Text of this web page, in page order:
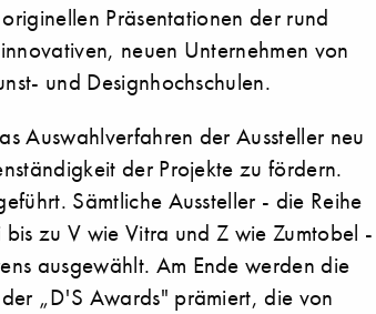
Präsentationen der rund
neuen Unternehmen von
und Designhochschulen.
Auswahlverfahren der Aussteller neu
der Projekte zu fördern.
Sämtliche Aussteller - die Reihe
zu V wie Vitra und Z wie Zumtobel -
ausgewählt. Am Ende werden die
„D'S Awards" prämiert, die von